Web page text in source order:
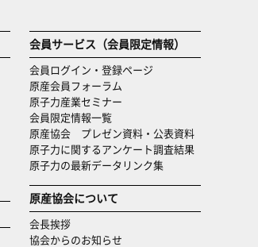
会員サービス（会員限定情報）
会員ログイン・登録ページ
原産会員フォーラム
原子力産業セミナー
会員限定情報一覧
原産協会 プレゼン資料・公表資料
原子力に関するアンケート調査結果
原子力の最新データリンク集
原産協会について
会長挨拶
協会からのお知らせ